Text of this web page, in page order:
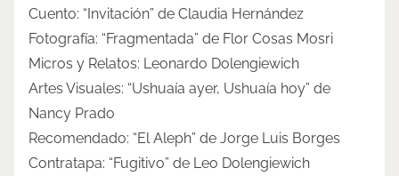
Cuento: “Invitación” de Claudia Hernández
Fotografía: “Fragmentada” de Flor Cosas Mosri
Micros y Relatos: Leonardo Dolengiewich
Artes Visuales: “Ushuaía ayer, Ushuaía hoy” de
Nancy Prado
Recomendado: “El Aleph” de Jorge Luis Borges
Contratapa: “Fugitivo” de Leo Dolengiewich